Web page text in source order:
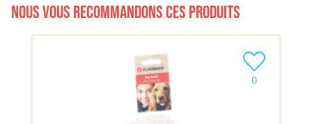
Nous vous recommandons ces produits
0
Ajouter le